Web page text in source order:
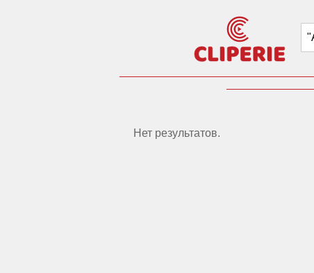
Нет результатов.